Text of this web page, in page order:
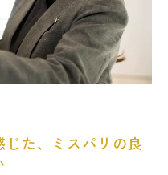
た、ミスパリの良